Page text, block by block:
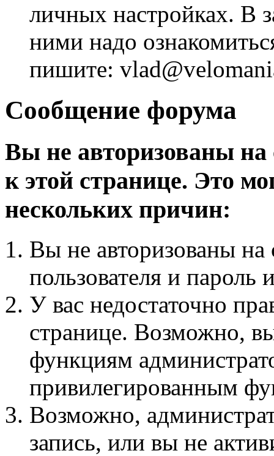
личных настройках. В
ними надо
пишите:
Сообщение форума
Вы не авторизованы на
к этой странице. Это
нескольких причин:
Вы не авторизованы на
пользователя и пароль
У вас недостаточно
странице. Возможно,
функциям
привилегированным
Возможно,
запись, или вы не